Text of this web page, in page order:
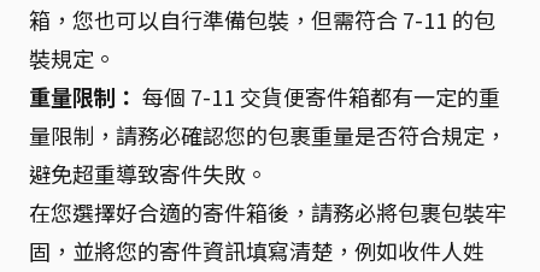
箱，您也可以自行準備包裝，但需符合 7-11 的包
裝規定。
重量限制： 每個 7-11 交貨便寄件箱都有一定的重
量限制，請務必確認您的包裹重量是否符合規定，
避免超重導致寄件失敗。
在您選擇好合適的寄件箱後，請務必將包裹包裝牢
固，並將您的寄件資訊填寫清楚，例如收件人姓